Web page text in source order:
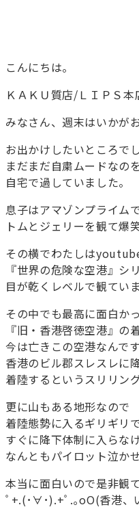
こんにちは。
ＫＡＫＵ質店/ＬＩＰＳ本
みなさん、週末はいかが
お出かけしたいところで
まだまだ自粛ムードなの
自宅で過していました。
息子はアマゾンプライム
トムとジェリーを観て爆
その横でわたしは
『世界の危険な空港』シ
目が乾くレベルで観てい
その中でも最高に面白か
『旧・香港啓徳空港』の
今は亡きこの空港なんで
香港のビル郡スレスレに
着陸するというスリリン
更に山もある地形なので
着陸態勢に入るギリギリ
すぐに降下体制に入らな
なんともパイロット泣か
本当に面白いので是非観
ﾟ+.(･∀･).+ﾟ.｡oO(香港、